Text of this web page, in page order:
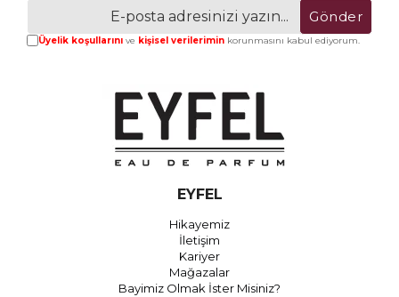
Gönder
Üyelik koşullarınıve kişisel verileriminkorunmasını kabul ediyorum.
EYFEL
Hikayemiz
İletişim
Kariyer
Mağazalar
Bayimiz Olmak İster Misiniz?